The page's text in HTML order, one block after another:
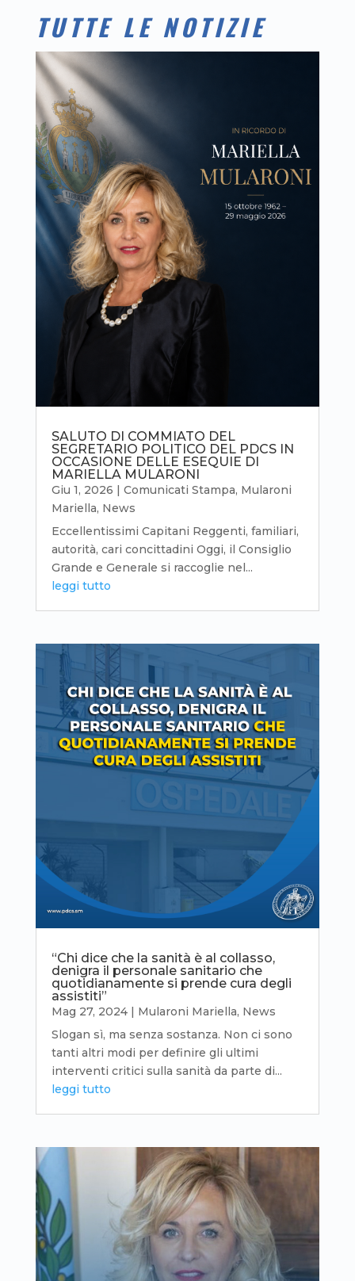
TUTTE LE NOTIZIE
SALUTO DI COMMIATO DEL
SEGRETARIO POLITICO DEL PDCS IN
OCCASIONE DELLE ESEQUIE DI
MARIELLA MULARONI
Giu 1, 2026 | Comunicati Stampa, Mularoni
Mariella, News
Eccellentissimi Capitani Reggenti, familiari,
autorità, cari concittadini Oggi, il Consiglio
Grande e Generale si raccoglie nel...
leggi tutto
“Chi dice che la sanità è al collasso,
denigra il personale sanitario che
quotidianamente si prende cura degli
assistiti”
Mag 27, 2024| Mularoni Mariella, News
Slogan sì, ma senza sostanza. Non ci sono
tanti altri modi per definire gli ultimi
interventi critici sulla sanità da parte di...
leggi tutto